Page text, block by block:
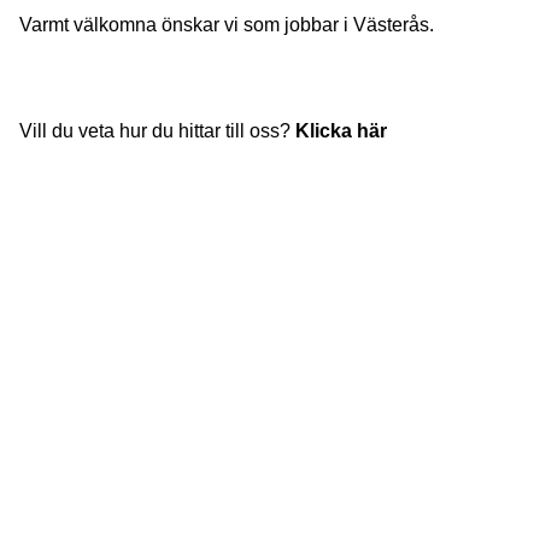
Varmt välkomna önskar vi som jobbar i Västerås.
Vill du veta hur du hittar till oss? Klicka här